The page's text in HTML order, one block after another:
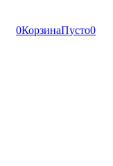
0КорзинаПусто0